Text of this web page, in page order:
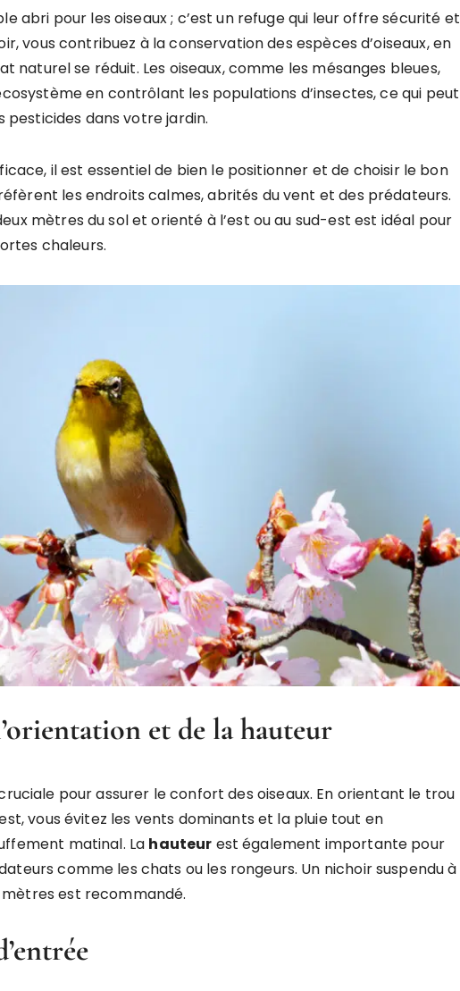
abri pour les oiseaux ; c’est un refuge qui leur offre sécurité et
vous contribuez à la conservation des espèces d’oiseaux, en
naturel se réduit. Les oiseaux, comme les mésanges bleues,
en contrôlant les populations d’insectes, ce qui peut
pesticides dans votre jardin.
il est essentiel de bien le positionner et de choisir le bon
les endroits calmes, abrités du vent et des prédateurs.
mètres du sol et orienté à l’est ou au sud-est est idéal pour
chaleurs.
et de la hauteur
pour assurer le confort des oiseaux. En orientant le trou
vous évitez les vents dominants et la pluie tout en
matinal. La hauteur est également importante pour
comme les chats ou les rongeurs. Un nichoir suspendu à
mètres est recommandé.